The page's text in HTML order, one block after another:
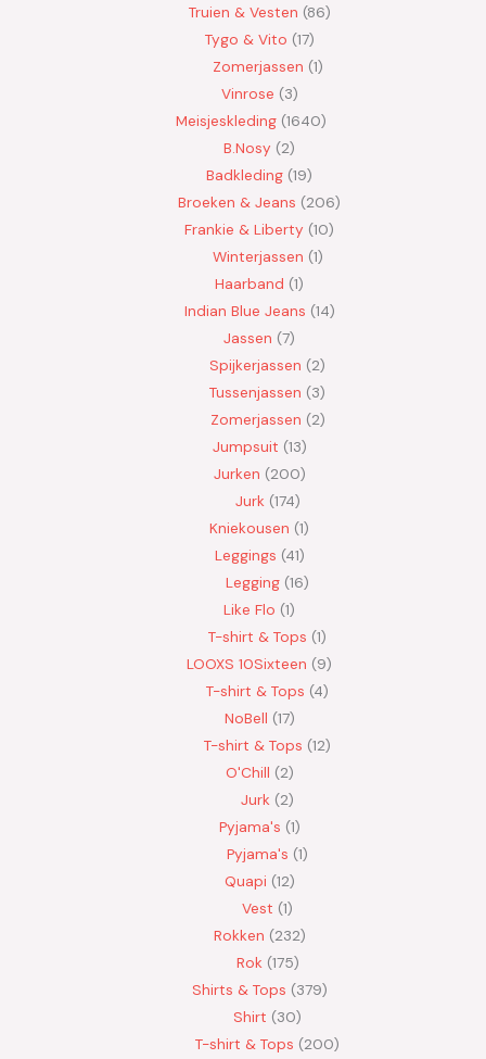
Truien & Vesten 86
Tygo & Vito 17
Zomerjassen 1
Vinrose 3
Meisjeskleding 1640
B.Nosy
2
Badkleding 19
Broeken & Jeans
206
Frankie & Liberty 10
Winterjassen 1
Haarband 1
Indian Blue Jeans 14
Jassen 7
Spijkerjassen
2
Tussenjassen
3
Zomerjassen 2
Jumpsuit 13
Jurken 200
Jurk 174
Kniekousen 1
Leggings 41
Legging 16
Like Flo 1
T-shirt & Tops 1
LOOXS 10Sixteen
9
T-shirt & Tops 4
NoBell 17
T-shirt & Tops 12
O'Chill 2
Jurk 2
Pyjama's 1
Pyjama's 1
Quapi 12
Vest 1
Rokken 232
Rok 175
Shirts & Tops 379
Shirt
30
T-shirt & Tops
200